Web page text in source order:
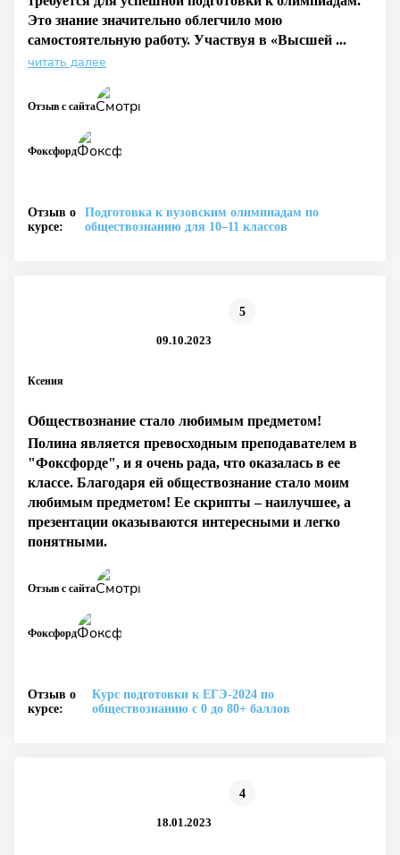
Это знание значительно облегчило мою
самостоятельную работу. Участвуя в «Высшей ...
читать далее
Фоксфорд
Отзыв с сайта
Отзыв о
курсе:
Подготовка к вузовским олимпиадам по
обществознанию для 10–11 классов
Ксения
5
09.10.2023
Обществознание стало любимым предметом!
Полина является превосходным преподавателем в
"Фоксфорде", и я очень рада, что оказалась в ее
классе. Благодаря ей обществознание стало моим
любимым предметом! Ее скрипты – наилучшее, а
презентации оказываются интересными и легко
понятными.
Фоксфорд
Отзыв с сайта
Отзыв о
курсе:
Курс подготовки к ЕГЭ-2024 по
обществознанию с 0 до 80+ баллов
4
18.01.2023